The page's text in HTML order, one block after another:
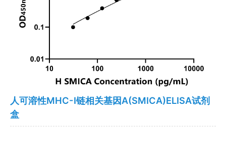
人可溶性MHC-I链相关基因A(SMICA)ELISA试剂
盒